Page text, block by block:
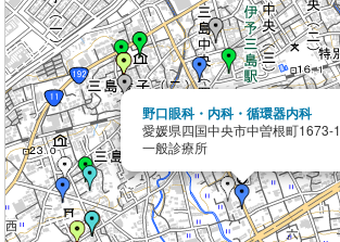
野口眼科・内科・循環器内科
愛媛県四国中央市中曽根町1673-1
一般診療所